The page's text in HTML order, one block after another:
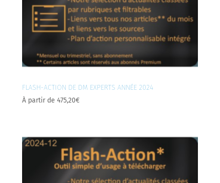
FLASH-ACTION DE DM EXPERTS ANNÉE 2024
À partir de 475,20€